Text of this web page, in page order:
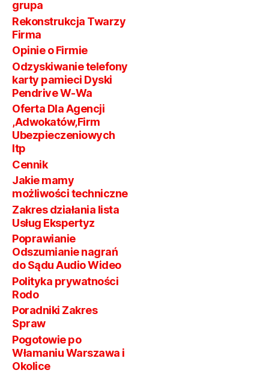
grupa
Rekonstrukcja Twarzy
Firma
Opinie o Firmie
Odzyskiwanie telefony
karty pamieci Dyski
Pendrive W-Wa
Oferta Dla Agencji
,Adwokatów,Firm
Ubezpieczeniowych
Itp
Cennik
Jakie mamy
możliwości techniczne
Zakres działania lista
Usług Ekspertyz
Poprawianie
Odszumianie nagrań
do Sądu Audio Wideo
Polityka prywatności
Rodo
Poradniki Zakres
Spraw
Pogotowie po
Włamaniu Warszawa i
Okolice